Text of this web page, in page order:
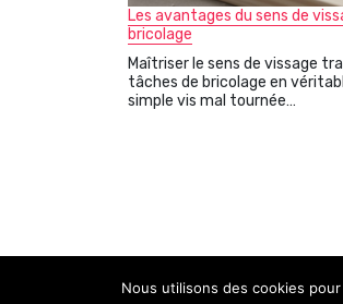
Les avantages du sens de
bricolage
Maîtriser le sens de vissage
tâches de bricolage en
simple vis mal tournée…
Copyright © 2026 Univers
Nous utilisons des cookies